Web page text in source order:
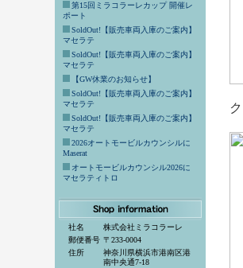
第15回ミラコラーレカップ 開催レ
ポート
SoldOut!【販売車両入庫のご案内】
マセラテ
SoldOut!【販売車両入庫のご案内】
マセラテ
【GW休業のお知らせ】
SoldOut!【販売車両入庫のご案内】
マセラテ
SoldOut!【販売車両入庫のご案内】
マセラテ
2026オートモービルカウンシルに
Maserat
オートモービルカウンシル2026に
マセラティトロ
社名
株式会社ミラコラーレ
郵便番号 〒233-0004
住所
神奈川県横浜市港南区港
南中央通7-18